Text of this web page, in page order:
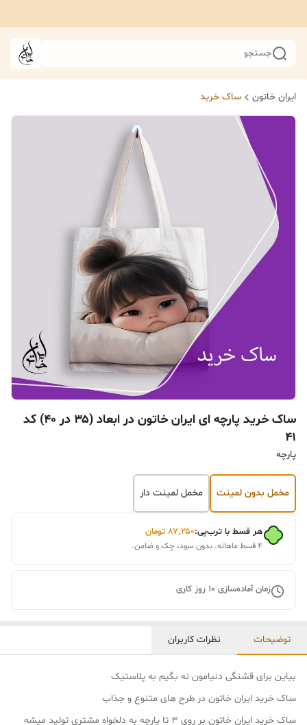
جستجو
ایران خاتون ساک خرید
ساک خرید پارچه ای ایران خاتون در ابعاد (۳۵ در ۴۰) کد
۴۱
پارچه
مخمل بدون لمینت مخمل لمینت دار
هر قسط با ترب‌پی:۸۷٬۲۵۰ تومان
۴ قسط ماهانه. بدون سود، چک و ضامن.
زمان آماده‌سازی 10 روز کاری
توضیحات نظرات کاربران
بیاین برای قشنگی دنیامون نه بگیم به پلاستیک
ساک خرید ایران خاتون در طرح های متنوع و جذاب
ساک خرید ایران خاتون بر روی ۳ تا پارچه به دلخواه مشتری تولید میشه